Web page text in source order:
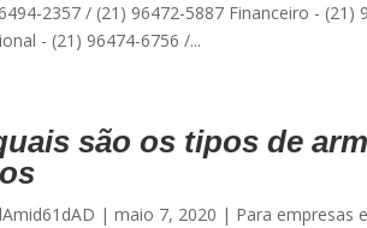
2357 / (21) 96472-5887 Financeiro -
- (21) 96474-6756 /...
são os tipos de
|maio 7, 2020 | Para empresas